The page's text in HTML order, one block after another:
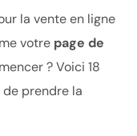
la vente en ligne
votre page de
? Voici 18
prendre la